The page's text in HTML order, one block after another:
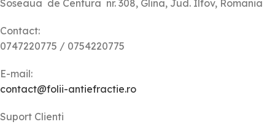
Soseaua de Centura nr. 308, Glina, Jud. Ilfov, Romania
Contact:
0747220775 / 0754220775
E-mail:
contact@folii-antiefractie.ro
Suport Clienti